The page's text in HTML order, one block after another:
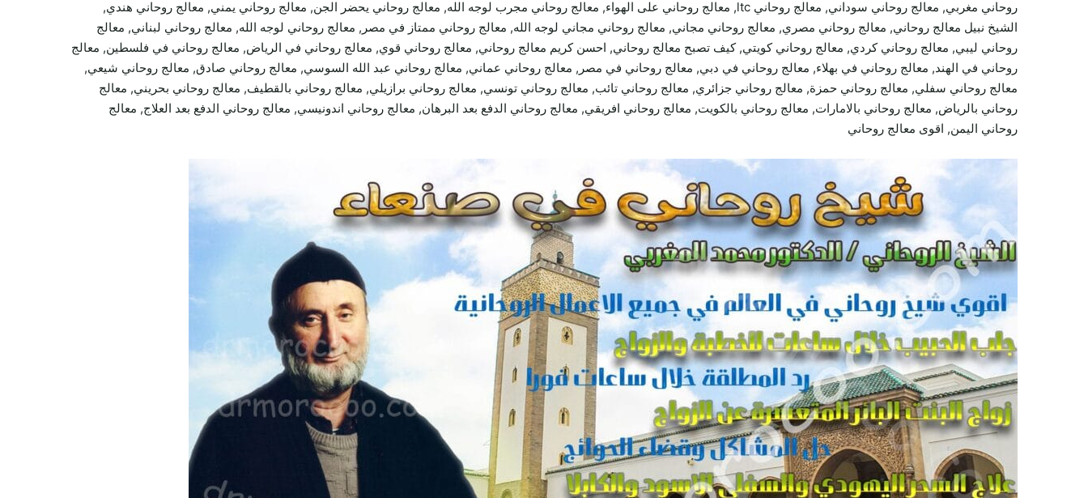
روحاني مغربي, معالج روحاني سوداني, معالج روحاني ltc, معالج روحاني على الهواء, معالج روحاني مجرب لوجه الله, معالج روحاني يحضر الجن, معالج روحاني يمني, معالج روحاني هندي,
الشيخ نبيل معالج روحاني, معالج روحاني مصري, معالج روحاني مجاني, معالج روحاني مجاني لوجه الله, معالج روحاني ممتاز في مصر, معالج روحاني لوجه الله, معالج روحاني لبناني, معالج
روحاني ليبي, معالج روحاني كردي, معالج روحاني كويتي, كيف تصبح معالج روحاني, احسن كريم معالج روحاني, معالج روحاني قوي, معالج روحاني في الرياض, معالج روحاني في فلسطين, معالج
روحاني في الهند, معالج روحاني في بهلاء, معالج روحاني في دبي, معالج روحاني في مصر, معالج روحاني عماني, معالج روحاني عبد الله السوسي, معالج روحاني صادق, معالج روحاني شيعي,
معالج روحاني سفلي, معالج روحاني حمزة, معالج روحاني جزائري, معالج روحاني تائب, معالج روحاني تونسي, معالج روحاني برازيلي, معالج روحاني بالقطيف, معالج روحاني بحريني, معالج
روحاني بالرياض, معالج روحاني بالامارات, معالج روحاني بالكويت, معالج روحاني افريقي, معالج روحاني الدفع بعد البرهان, معالج روحاني اندونيسي, معالج روحاني الدفع بعد العلاج, معالج
روحاني اليمن, اقوى معالج روحاني